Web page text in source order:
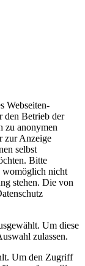
Webseiten-
den Betrieb der
zu anonymen
zur Anzeige
selbst
Bitte
womöglich nicht
stehen. Die von
Um diese
zulassen.
Um den Zugriff